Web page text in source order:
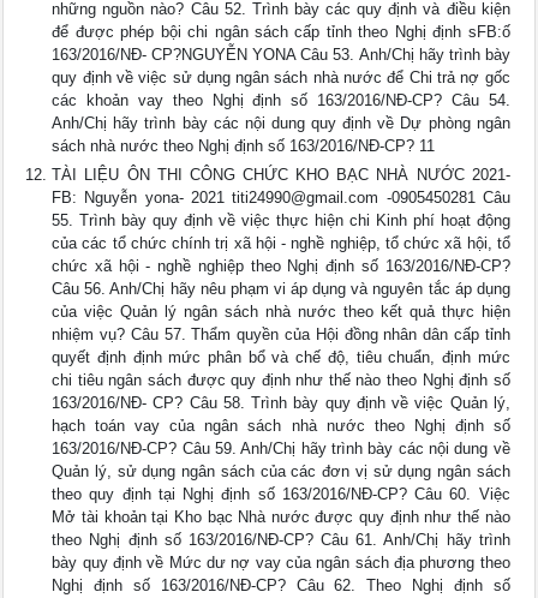
những nguồn nào? Câu 52. Trình bày các quy định và điều kiện
để được phép bội chi ngân sách cấp tỉnh theo Nghị định sFB:ố
163/2016/NĐ- CP?NGUYỄN YONA Câu 53. Anh/Chị hãy trình bày
quy định về việc sử dụng ngân sách nhà nước để Chi trả nợ gốc
các khoản vay theo Nghị định số 163/2016/NĐ-CP? Câu 54.
Anh/Chị hãy trình bày các nội dung quy định về Dự phòng ngân
sách nhà nước theo Nghị định số 163/2016/NĐ-CP? 11
TÀI LIỆU ÔN THI CÔNG CHỨC KHO BẠC NHÀ NƯỚC 2021-
FB: Nguyễn yona- 2021titi24990@gmail.com -0905450281 Câu
55. Trình bày quy định về việc thực hiện chi Kinh phí hoạt động
của các tổ chức chính trị xã hội - nghề nghiệp, tổ chức xã hội, tổ
chức xã hội - nghề nghiệp theo Nghị định số 163/2016/NĐ-CP?
Câu 56. Anh/Chị hãy nêu phạm vi áp dụng và nguyên tắc áp dụng
của việc Quản lý ngân sách nhà nước theo kết quả thực hiện
nhiệm vụ? Câu 57. Thẩm quyền của Hội đồng nhân dân cấp tỉnh
quyết định định mức phân bổ và chế độ, tiêu chuẩn, định mức
chi tiêu ngân sách được quy định như thế nào theo Nghị định số
163/2016/NĐ- CP? Câu 58. Trình bày quy định về việc Quản lý,
hạch toán vay của ngân sách nhà nước theo Nghị định số
163/2016/NĐ-CP? Câu 59. Anh/Chị hãy trình bày các nội dung về
Quản lý, sử dụng ngân sách của các đơn vị sử dụng ngân sách
theo quy định tại Nghị định số 163/2016/NĐ-CP? Câu 60. Việc
Mở tài khoản tại Kho bạc Nhà nước được quy định như thế nào
theo Nghị định số 163/2016/NĐ-CP? Câu 61. Anh/Chị hãy trình
bày quy định về Mức dư nợ vay của ngân sách địa phương theo
Nghị định số 163/2016/NĐ-CP? Câu 62. Theo Nghị định số